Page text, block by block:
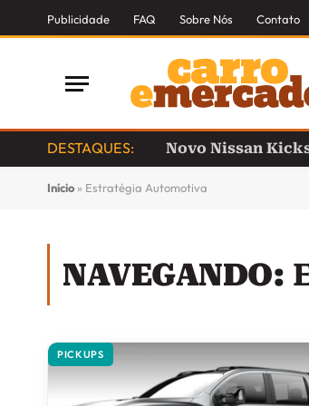
Publicidade FAQ Sobre Nós Contato
DESTAQUES: Novo Nissan
Início » Estratégia Automotiva
NAVEGANDO:
PICKUPS